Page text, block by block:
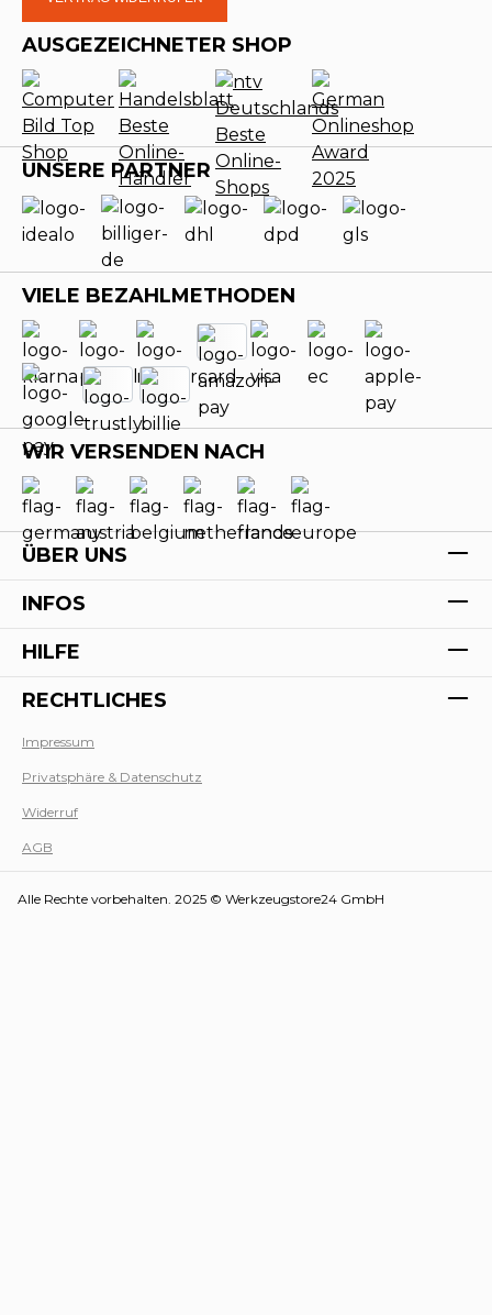
AUSGEZEICHNETER SHOP
UNSERE PARTNER
VIELE BEZAHLMETHODEN
WIR VERSENDEN NACH
ÜBER UNS
INFOS
HILFE
RECHTLICHES
Impressum
Privatsphäre & Datenschutz
Widerruf
AGB
Alle Rechte vorbehalten. 2025 © Werkzeugstore24 GmbH